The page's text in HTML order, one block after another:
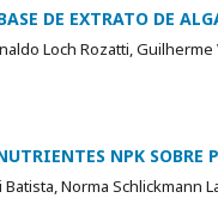
DE EXTRATO DE
Loch Rozatti,
NPK
Norma Schlickmann